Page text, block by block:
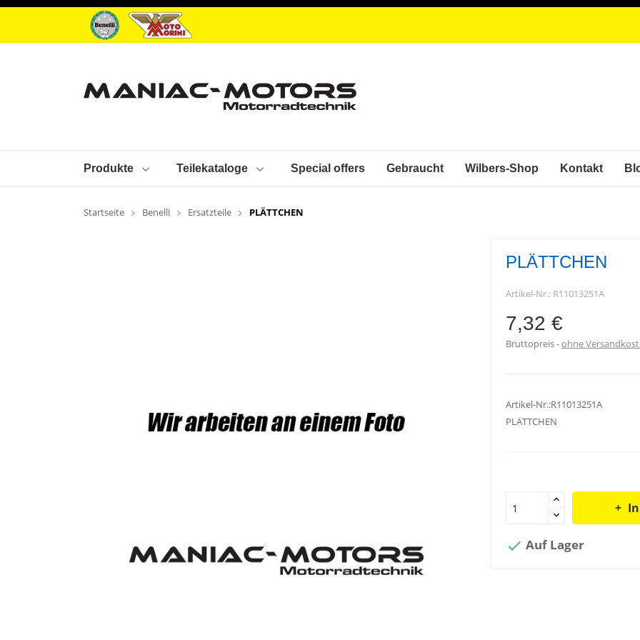
Produkte Teilekataloge Special offers Gebraucht Wilbers-Shop Kontakt
Startseite Benelli Ersatzteile PLÄTTCHEN
PLÄTTCHEN
Artikel-Nr.: R11013251A
7,32 €
Bruttopreis ohne
Artikel-Nr.:R11013251A
PLÄTTCHEN
 Auf Lager